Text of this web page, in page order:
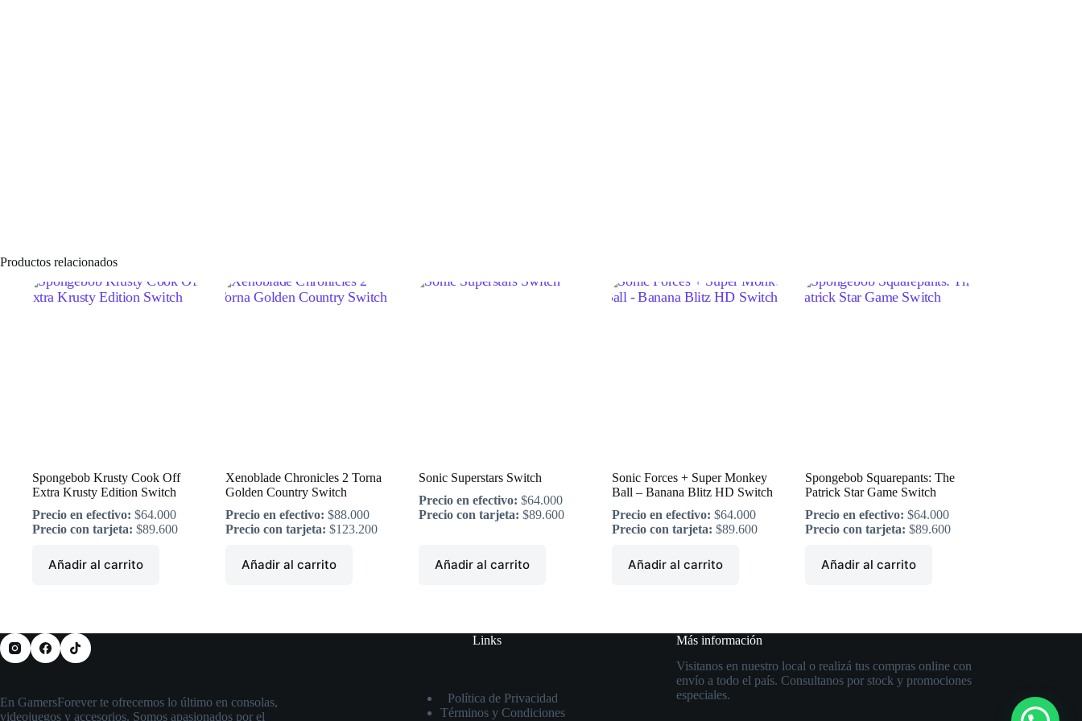
Productos relacionados
Spongebob Krusty Cook Off
Extra Krusty Edition Switch
Precio en efectivo: $64.000
Precio con tarjeta: $89.600
Añadir al carrito
Xenoblade Chronicles 2 Torna
Golden Country Switch
Precio en efectivo: $88.000
Precio con tarjeta: $123.200
Añadir al carrito
Sonic Superstars Switch
Precio en efectivo: $64.000
Precio con tarjeta: $89.600
Añadir al carrito
Sonic Forces + Super Monkey
Ball – Banana Blitz HD Switch
Precio en efectivo: $64.000
Precio con tarjeta: $89.600
Añadir al carrito
Spongebob Squarepants: The
Patrick Star Game Switch
Precio en efectivo: $64.000
Precio con tarjeta: $89.600
Añadir al carrito
En GamersForever te ofrecemos lo último en consolas,
videojuegos y accesorios. Somos apasionados por el
Links
Política de Privacidad
Términos y Condiciones
Más información
Visitanos en nuestro local o realizá tus compras online con
envío a todo el país. Consultanos por stock y promociones
especiales.